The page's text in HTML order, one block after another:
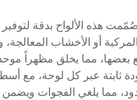
صُمّمت هذه الألواح بدقة
أو الأخشاب
مما يخلق مظهراً موحداً
جودة ثابتة عبر كل
مما يلغي الفجوات